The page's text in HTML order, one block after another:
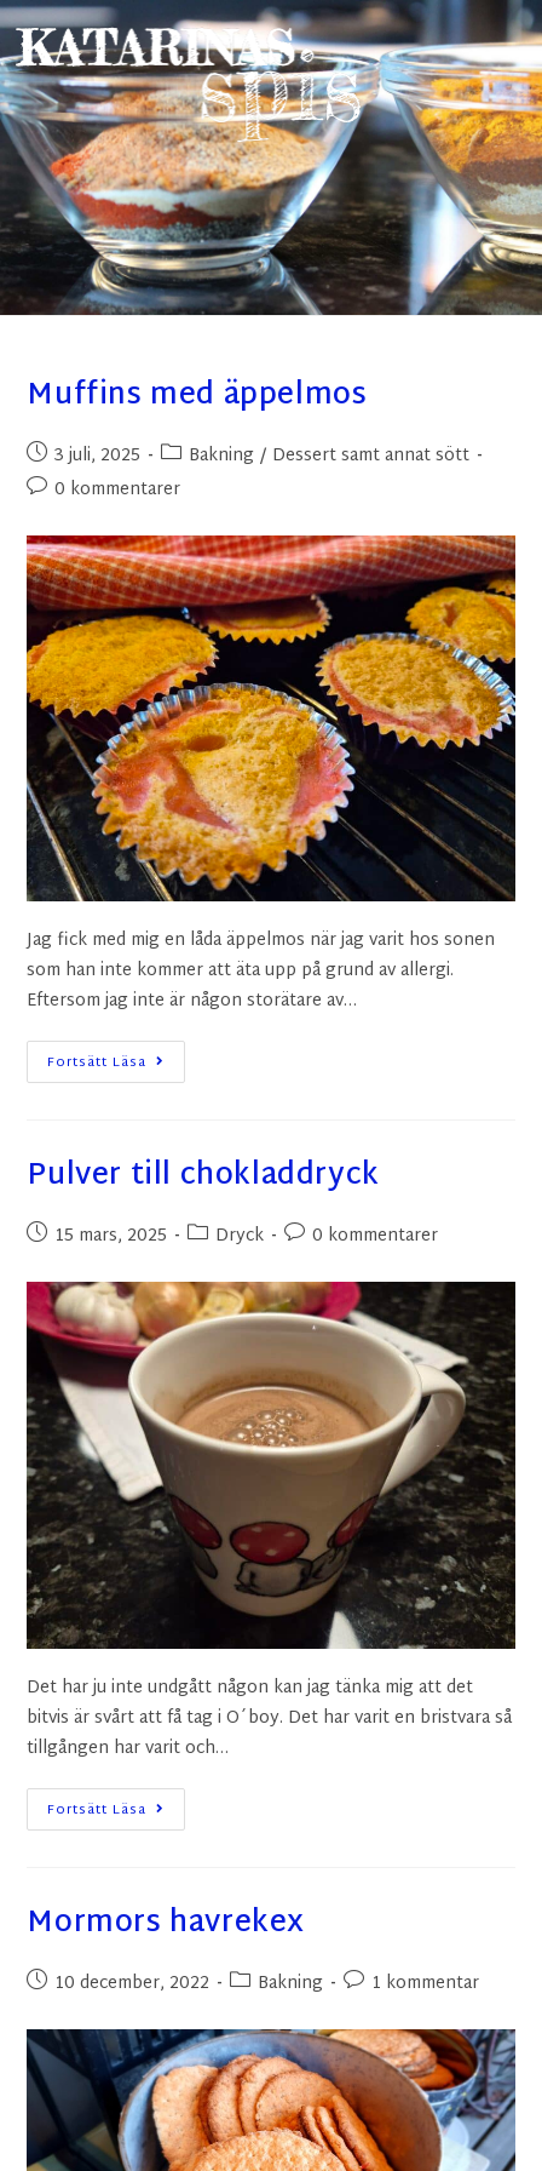
Muffins med äppelmos
3 juli, 2025 Bakning / Dessert samt annat sött
0 kommentarer
Jag fick med mig en låda äppelmos när jag varit hos sonen
som han inte kommer att äta upp på grund av allergi.
Eftersom jag inte är någon storätare av…
Fortsätt Läsa
Pulver till chokladdryck
15 mars, 2025 Dryck 0 kommentarer
Det har ju inte undgått någon kan jag tänka mig att det
bitvis är svårt att få tag i O´boy. Det har varit en bristvara så
tillgången har varit och…
Fortsätt Läsa
Mormors havrekex
10 december, 2022 Bakning 1 kommentar